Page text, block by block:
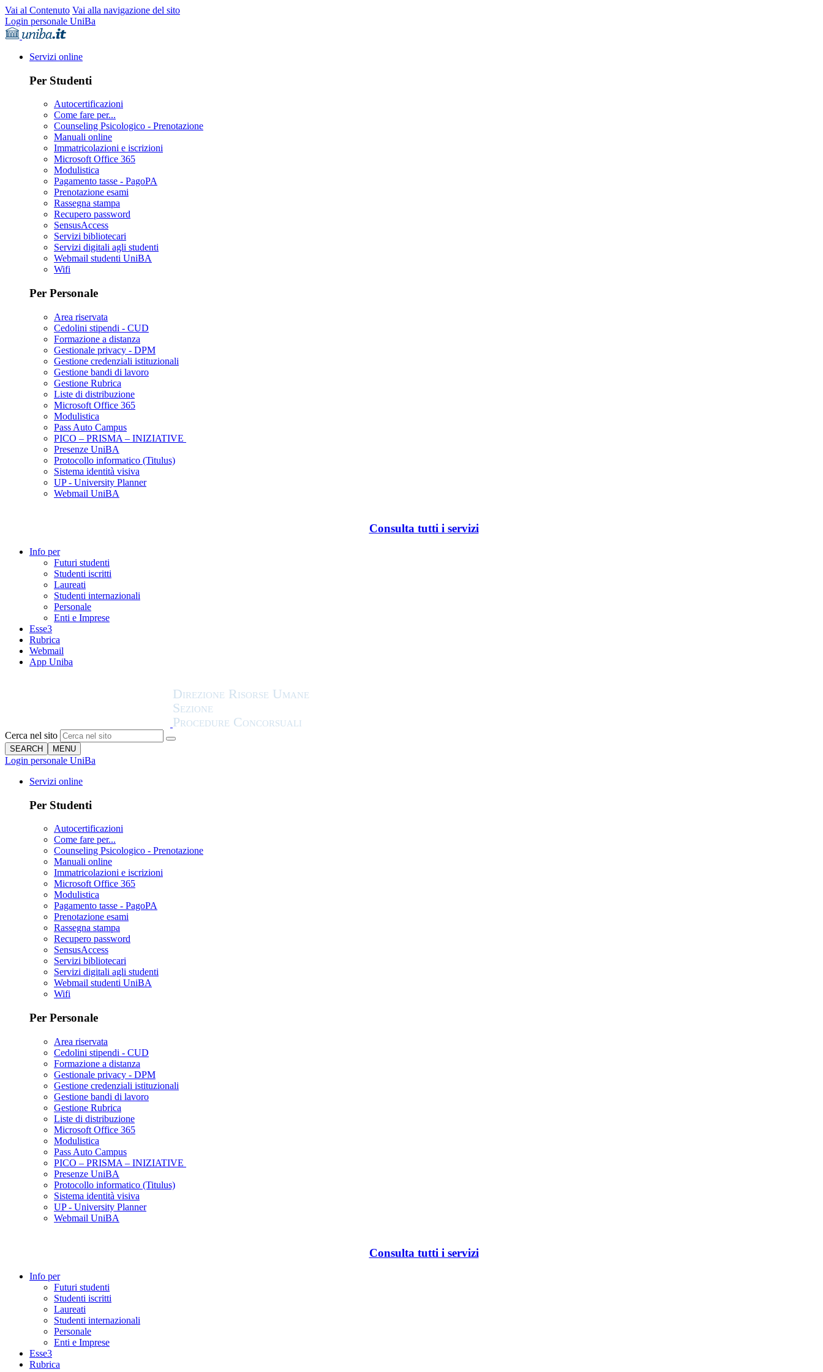
Vai al Contenuto Vai alla navigazione del sito
Login personale UniBa
Servizi online
Per Studenti
Autocertificazioni
Come fare per...
Counseling Psicologico - Prenotazione
Manuali online
Immatricolazioni e iscrizioni
Microsoft Office 365
Modulistica
Pagamento tasse - PagoPA
Prenotazione esami
Rassegna stampa
Recupero password
SensusAccess
Servizi bibliotecari
Servizi digitali agli studenti
Webmail studenti UniBA
Wifi
Per Personale
Area riservata
Cedolini stipendi - CUD
Formazione a distanza
Gestionale privacy - DPM
Gestione credenziali istituzionali
Gestione bandi di lavoro
Gestione Rubrica
Liste di distribuzione
Microsoft Office 365
Modulistica
Pass Auto Campus
PICO – PRISMA – INIZIATIVE
Presenze UniBA
Protocollo informatico (Titulus)
Sistema identità visiva
UP - University Planner
Webmail UniBA
Consulta tutti i servizi
Info per
Futuri studenti
Studenti iscritti
Laureati
Studenti internazionali
Personale
Enti e Imprese
Esse3
Rubrica
Webmail
App Uniba
Cerca nel sito
SEARCH MENU
Login personale UniBa
Servizi online
Per Studenti
Autocertificazioni
Come fare per...
Counseling Psicologico - Prenotazione
Manuali online
Immatricolazioni e iscrizioni
Microsoft Office 365
Modulistica
Pagamento tasse - PagoPA
Prenotazione esami
Rassegna stampa
Recupero password
SensusAccess
Servizi bibliotecari
Servizi digitali agli studenti
Webmail studenti UniBA
Wifi
Per Personale
Area riservata
Cedolini stipendi - CUD
Formazione a distanza
Gestionale privacy - DPM
Gestione credenziali istituzionali
Gestione bandi di lavoro
Gestione Rubrica
Liste di distribuzione
Microsoft Office 365
Modulistica
Pass Auto Campus
PICO – PRISMA – INIZIATIVE
Presenze UniBA
Protocollo informatico (Titulus)
Sistema identità visiva
UP - University Planner
Webmail UniBA
Consulta tutti i servizi
Info per
Futuri studenti
Studenti iscritti
Laureati
Studenti internazionali
Personale
Enti e Imprese
Esse3
Rubrica